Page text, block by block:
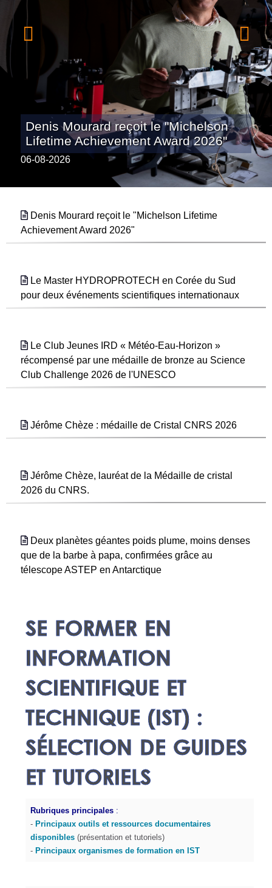
Denis Mourard reçoit le "Michelson
Lifetime Achievement Award 2026"
06-08-2026
Denis Mourard reçoit le "Michelson Lifetime
Achievement Award 2026"
Le Master HYDROPROTECH en Corée du Sud
pour deux événements scientifiques internationaux
Le Club Jeunes IRD « Météo-Eau-Horizon »
récompensé par une médaille de bronze au Science
Club Challenge 2026 de l'UNESCO
Jérôme Chèze : médaille de Cristal CNRS 2026
Jérôme Chèze, lauréat de la Médaille de cristal
2026 du CNRS.
Deux planètes géantes poids plume, moins denses
que de la barbe à papa, confirmées grâce au
télescope ASTEP en Antarctique
SE FORMER EN
INFORMATION
SCIENTIFIQUE ET
TECHNIQUE (IST) :
SÉLECTION DE GUIDES
ET TUTORIELS
Rubriques principales :
- Principaux outils et ressources documentaires
disponibles (présentation et tutoriels)
- Principaux organismes de formation en IST